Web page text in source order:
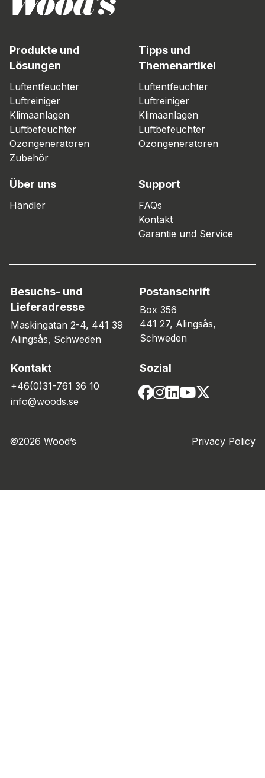
Produkte und
Lösungen
Luftentfeuchter
Luftreiniger
Klimaanlagen
Luftbefeuchter
Ozongeneratoren
Zubehör
Tipps und
Themenartikel
Luftentfeuchter
Luftreiniger
Klimaanlagen
Luftbefeuchter
Ozongeneratoren
Über uns
Händler
Support
FAQs
Kontakt
Garantie und Service
Besuchs- und
Lieferadresse
Maskingatan 2-4, 441 39
Alingsås, Schweden
Postanschrift
Box 356
441 27, Alingsås,
Schweden
Kontakt
+46(0)31-761 36 10
info@woods.se
Sozial
©2026 Wood’s Privacy Policy